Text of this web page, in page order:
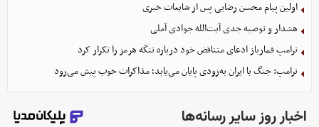
اولین پیام محسن رضایی پس از شایعات خبری
هشدار و توصیه جدی آیت‌الله جوادی آملی
ترامپ قمارباز ادعای متناقض خود درباره تنگه هرمز را تکرار کرد
ترامپ: جنگ با ایران به‌زودی پایان می‌یابد؛ مذاکرات خوب پیش می‌رود